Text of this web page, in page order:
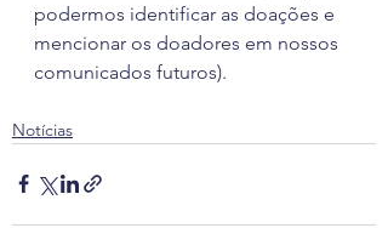
podermos identificar as doações e
mencionar os doadores em nossos
comunicados futuros).
Notícias